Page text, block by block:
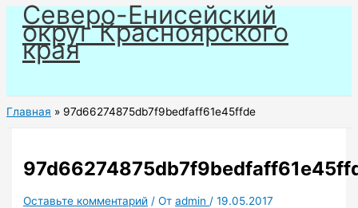
Перейти
содержимому
Северо-Енисейский
округ Красноярского
края
Главная 97d66274875db7f9bedfaff61e45ffde
Оставьте комментарий / Отadmin /19.05.2017